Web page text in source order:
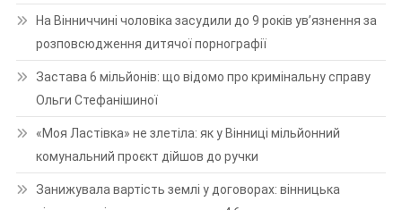
На Вінниччині чоловіка засудили до 9 років ув’язнення за
розповсюдження дитячої порнографії
Застава 6 мільйонів: що відомо про кримінальну справу
Ольги Стефанішиної
«Моя Ластівка» не злетіла: як у Вінниці мільйонний
комунальний проєкт дійшов до ручки
Занижувала вартість землі у договорах: вінницька